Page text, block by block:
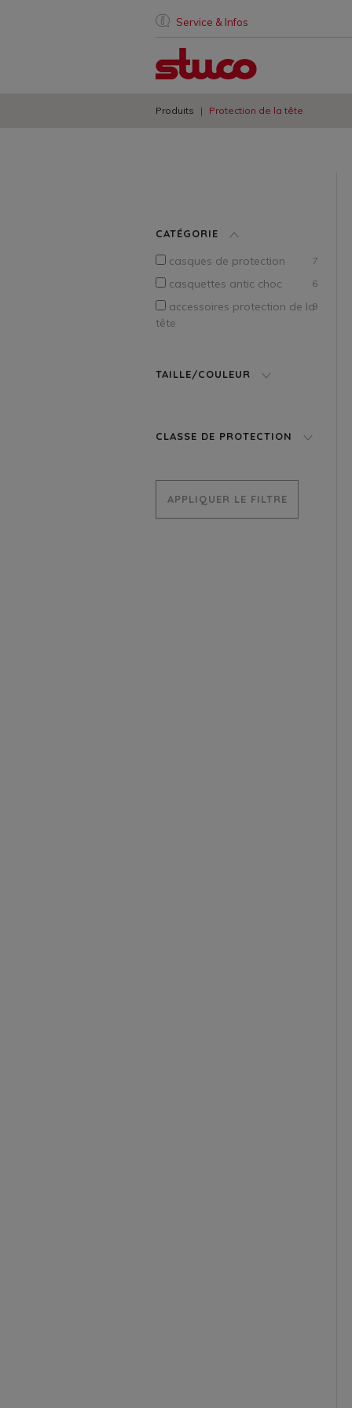
Service & Infos
Produits Protection de la tête
CATÉGORIE
casques de protection 7
casquettes antic choc 6
accessoires protection de la
tête
9
TAILLE/COULEUR
CLASSE DE PROTECTION
APPLIQUER LE FILTRE